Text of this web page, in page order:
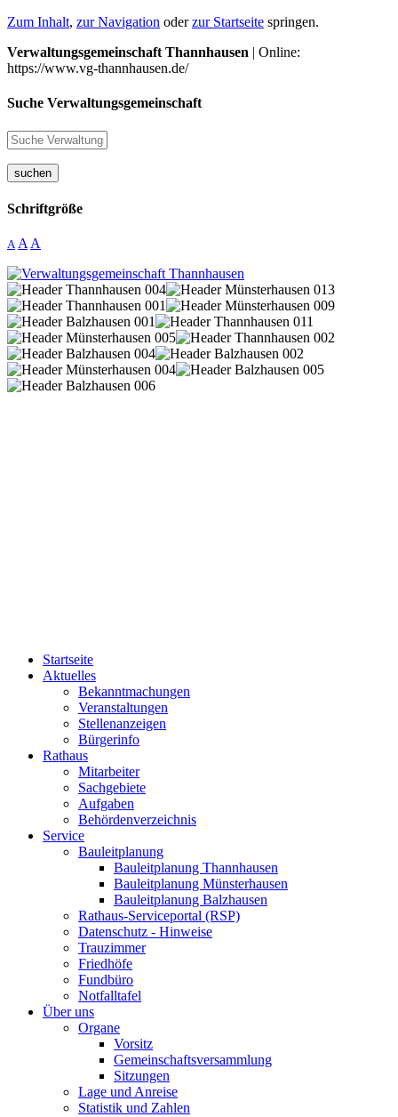
Zum Inhalt, zur Navigation oderzur Startseite springen.
Verwaltungsgemeinschaft Thannhausen | Online:
https://www.vg-thannhausen.de/
Suche Verwaltungsgemeinschaft
suchen
Schriftgröße
A A A
Startseite
Aktuelles
Bekanntmachungen
Veranstaltungen
Stellenanzeigen
Bürgerinfo
Rathaus
Mitarbeiter
Sachgebiete
Aufgaben
Behördenverzeichnis
Service
Bauleitplanung
Bauleitplanung Thannhausen
Bauleitplanung Münsterhausen
Bauleitplanung Balzhausen
Rathaus-Serviceportal (RSP)
Datenschutz - Hinweise
Trauzimmer
Friedhöfe
Fundbüro
Notfalltafel
Über uns
Organe
Vorsitz
Gemeinschaftsversammlung
Sitzungen
Lage und Anreise
Statistik und Zahlen